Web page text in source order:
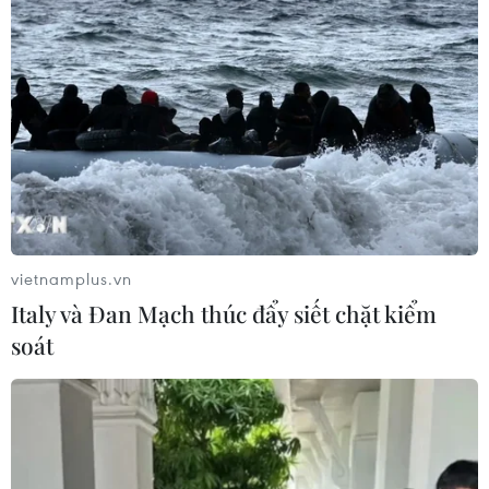
Hơn 200 đại biểu trong và ngoài nước tham dự Hội
nghị trực tuyến đánh giá, triển khai một số giải pháp
bảo vệ, chăm sóc, giáo dục trẻ trong đại dịch COVID-19,
theo hình thức trực tuyến.
vietnamplus.vn
Italy và Đan Mạch thúc đẩy siết chặt kiểm
soát